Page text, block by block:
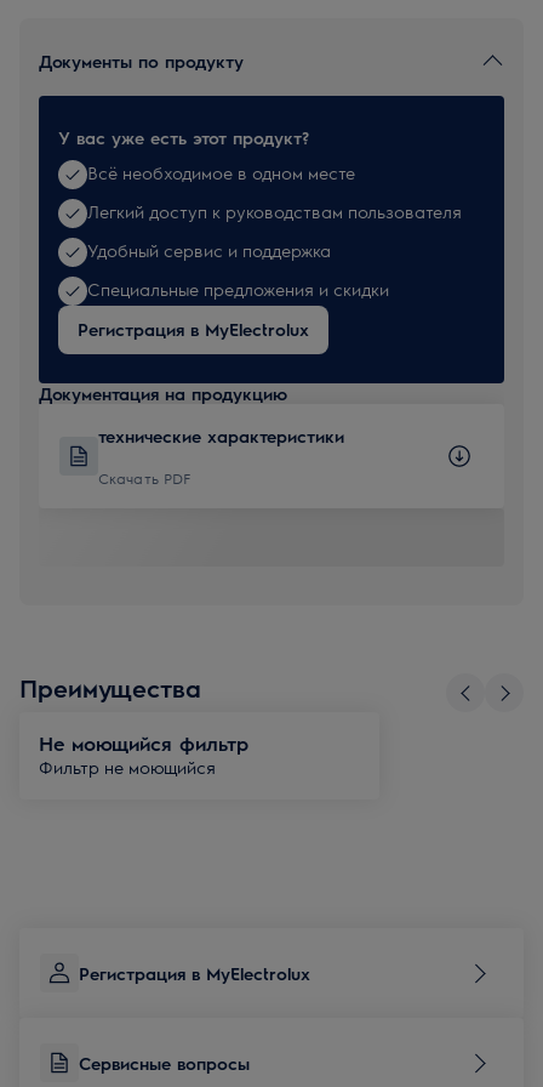
Документы по продукту
У вас уже есть этот продукт?
Всё необходимое в одном месте
Легкий доступ к руководствам пользователя
Удобный сервис и поддержка
Специальные предложения и скидки
Регистрация в MyElectrolux
Документация на продукцию
технические характеристики
Скачать PDF
Преимущества
Не моющийся фильтр
Фильтр не моющийся
Регистрация в MyElectrolux
Сервисные вопросы